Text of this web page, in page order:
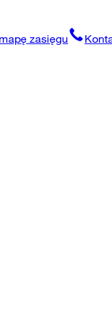
zasięgu